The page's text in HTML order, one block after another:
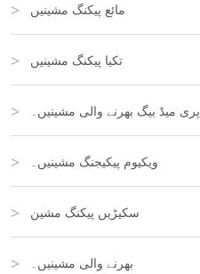
مائع پیکنگ مشینیں
تکیا پیکنگ مشینیں
پری میڈ بیگ بھرنے والی مشینیں۔
ویکیوم پیکیجنگ مشینیں۔
سکیڑیں پیکنگ مشین
بھرنے والی مشینیں۔